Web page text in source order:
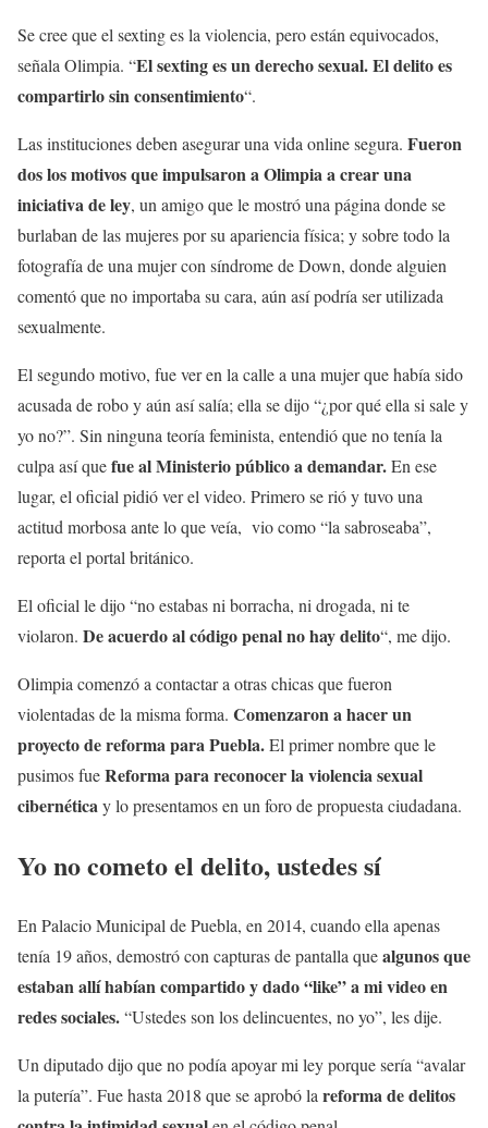
Se cree que el sexting es la violencia, pero están equivocados,
señala Olimpia. “El sexting es un derecho sexual. El delito es
compartirlo sin consentimiento“.
Las instituciones deben asegurar una vida online segura. Fueron
dos los motivos que impulsaron a Olimpia a crear una
iniciativa de ley, un amigo que le mostró una página donde se
burlaban de las mujeres por su apariencia física; y sobre todo la
fotografía de una mujer con síndrome de Down, donde alguien
comentó que no importaba su cara, aún así podría ser utilizada
sexualmente.
El segundo motivo, fue ver en la calle a una mujer que había sido
acusada de robo y aún así salía; ella se dijo “¿por qué ella si sale y
yo no?”. Sin ninguna teoría feminista, entendió que no tenía la
culpa así quefue al Ministerio público a demandar.En ese
lugar, el oficial pidió ver el video. Primero se rió y tuvo una
actitud morbosa ante lo que veía, vio como “la sabroseaba”,
reporta el portal británico.
El oficial le dijo “no estabas ni borracha, ni drogada, ni te
violaron. De acuerdo al código penal no hay delito“, me dijo.
Olimpia comenzó a contactar a otras chicas que fueron
violentadas de la misma forma. Comenzaron a hacer un
proyecto de reforma para Puebla.El primer nombre que le
pusimos fueReforma para reconocer la violencia sexual
cibernéticay lo presentamos en un foro de propuesta ciudadana.
Yo no cometo el delito, ustedes sí
En Palacio Municipal de Puebla, en 2014, cuando ella apenas
tenía 19 años, demostró con capturas de pantalla quealgunos que
estaban allí habían compartido y dado “like” a mi video en
redes sociales.“Ustedes son los delincuentes, no yo”, les dije.
Un diputado dijo que no podía apoyar mi ley porque sería “avalar
la putería”. Fue hasta 2018 que se aprobó la reforma de delitos